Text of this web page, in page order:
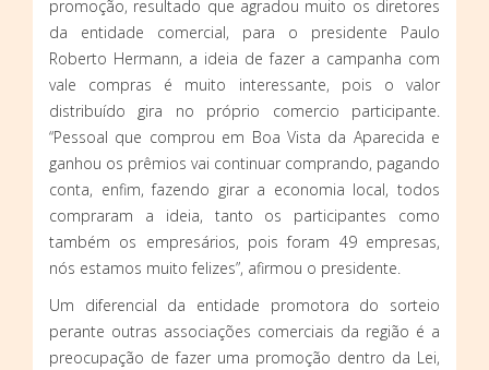
promoção, resultado que agradou muito os diretores
da entidade comercial, para o presidente Paulo
Roberto Hermann, a ideia de fazer a campanha com
vale compras é muito interessante, pois o valor
distribuído gira no próprio comercio participante.
“Pessoal que comprou em Boa Vista da Aparecida e
ganhou os prêmios vai continuar comprando, pagando
conta, enfim, fazendo girar a economia local, todos
compraram a ideia, tanto os participantes como
também os empresários, pois foram 49 empresas,
nós estamos muito felizes”, afirmou o presidente.
Um diferencial da entidade promotora do sorteio
perante outras associações comerciais da região é a
preocupação de fazer uma promoção dentro da Lei,